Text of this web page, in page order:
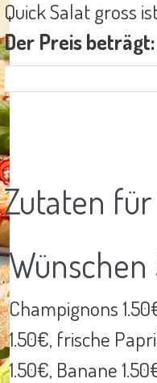
Quick Salat gross
Der Preis beträgt:
Zutaten für
Champignons
1.50€, frische
1.50€, Banane